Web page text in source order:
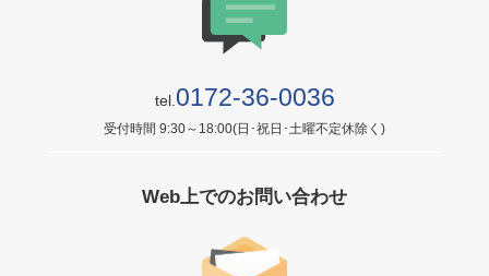
tel. 0172-36-0036
受付時間 9:30～18:00(日･祝日･土曜不定休除く)
Web上でのお問い合わせ